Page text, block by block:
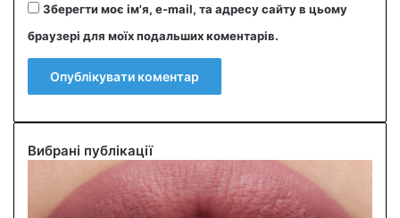
Зберегти моє ім'я, e-mail, та адресу сайту в цьому
браузері для моїх подальших коментарів.
Вибрані публікації